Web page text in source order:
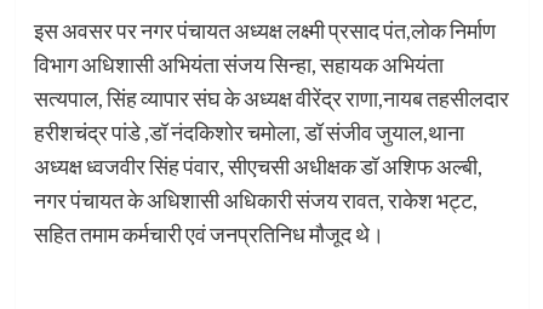
इस अवसर पर नगर पंचायत अध्यक्ष लक्ष्मी प्रसाद पंत,लोक निर्माण
विभाग अधिशासी अभियंता संजय सिन्हा, सहायक अभियंता
सत्यपाल, सिंह व्यापार संघ के अध्यक्ष वीरेंद्र राणा,नायब तहसीलदार
हरीशचंद्र पांडे ,डॉ नंदकिशोर चमोला, डॉ संजीव जुयाल,थाना
अध्यक्ष ध्वजवीर सिंह पंवार, सीएचसी अधीक्षक डॉ अशिफ अल्बी,
नगर पंचायत के अधिशासी अधिकारी संजय रावत, राकेश भट्ट,
सहित तमाम कर्मचारी एवं जनप्रतिनिध मौजूद थे।